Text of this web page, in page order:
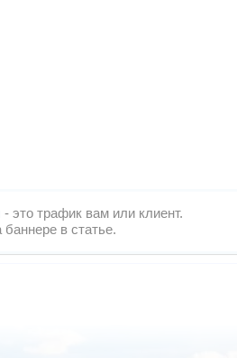
- это трафик вам или клиент.
в статье.